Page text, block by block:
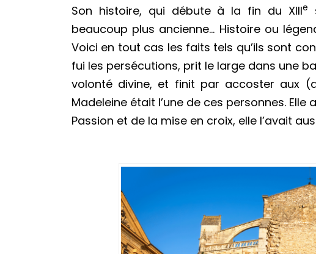
Son histoire, qui débute à la fin du XIIIe
beaucoup plus ancienne… Histoire ou
Voici en tout cas les faits tels qu’ils sont
fui les persécutions, prit le large dans une
volonté divine, et finit par accoster aux
Madeleine était l’une de ces personnes.
Passion et de la mise en croix, elle l’avait